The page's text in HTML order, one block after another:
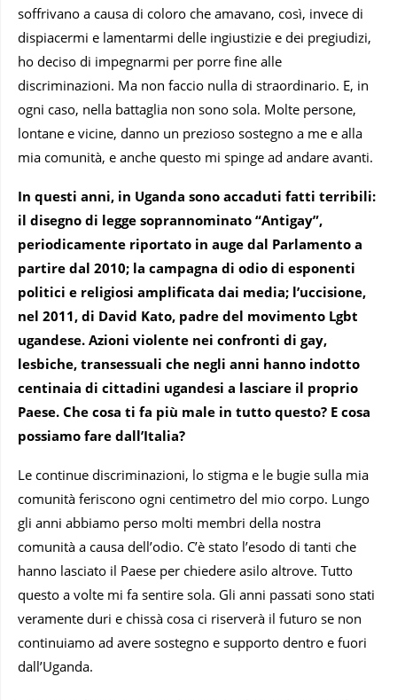
soffrivano a causa di coloro che amavano, così, invece di
dispiacermi e lamentarmi delle ingiustizie e dei pregiudizi,
ho deciso di impegnarmi per porre fine alle
discriminazioni. Ma non faccio nulla di straordinario. E, in
ogni caso, nella battaglia non sono sola. Molte persone,
lontane e vicine, danno un prezioso sostegno a me e alla
mia comunità, e anche questo mi spinge ad andare avanti.
In questi anni, in Uganda sono accaduti fatti terribili:
il disegno di legge soprannominato “Antigay”,
periodicamente riportato in auge dal Parlamento a
partire dal 2010; la campagna di odio di esponenti
politici e religiosi amplificata dai media; l’uccisione,
nel 2011, di David Kato, padre del movimento Lgbt
ugandese. Azioni violente nei confronti di gay,
lesbiche, transessuali che negli anni hanno indotto
centinaia di cittadini ugandesi a lasciare il proprio
Paese. Che cosa ti fa più male in tutto questo? E cosa
possiamo fare dall’Italia?
Le continue discriminazioni, lo stigma e le bugie sulla mia
comunità feriscono ogni centimetro del mio corpo. Lungo
gli anni abbiamo perso molti membri della nostra
comunità a causa dell’odio. C’è stato l’esodo di tanti che
hanno lasciato il Paese per chiedere asilo altrove. Tutto
questo a volte mi fa sentire sola. Gli anni passati sono stati
veramente duri e chissà cosa ci riserverà il futuro se non
continuiamo ad avere sostegno e supporto dentro e fuori
dall’Uganda.